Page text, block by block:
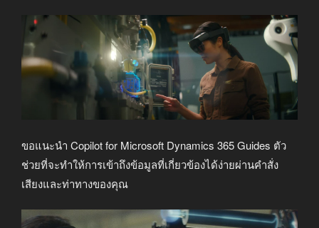
ขอแนะนำ Copilot for Microsoft Dynamics 365 Guides ตัว
ช่วยที่จะทำให้การเข้าถึงข้อมูลที่เกี่ยวข้องได้ง่ายผ่านคำสั่ง
เสียงและท่าทางของคุณ